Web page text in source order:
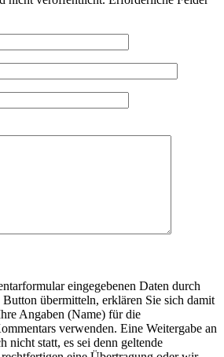
eingegebenen Daten durch
übermitteln, erklären Sie sich damit
Angaben (Name) für die
verwenden. Eine Weitergabe an
nicht statt, es sei denn geltende